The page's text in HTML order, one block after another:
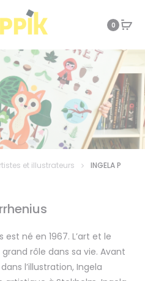
0
et illustrateurs
INGELA P
est né en 1967. L’art et le
rôle dans sa vie. Avant
l’illustration, Ingela